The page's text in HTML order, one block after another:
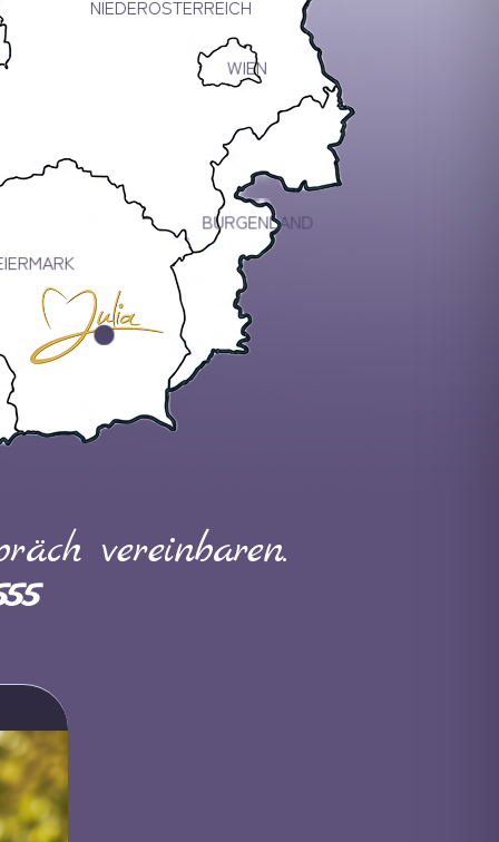
NIEDERÖSTERREICH
WIEN
BURGENLAND
vereinbaren.